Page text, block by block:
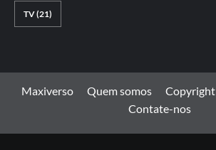
TV(21)
Maxiverso Quem somos Copyright
Contate-nos